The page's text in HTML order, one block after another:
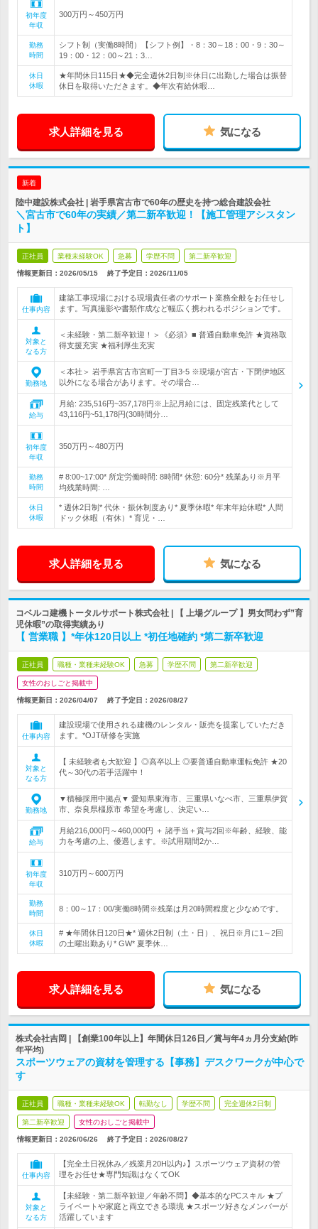
初年度
年収
300万円～450万円
勤務
時間
シフト制（実働8時間）【シフト例】・8：30～18：00・9：30～
19：00・12：00～21：3…
休日
休暇
★年間休日115日★◆完全週休2日制※休日に出勤した場合は振替
休日を取得いただきます。◆年次有給休暇…
求人詳細を見る 気になる
新着
陸中建設株式会社 | 岩手県宮古市で60年の歴史を持つ総合建設会社
＼宮古市で60年の実績／第二新卒歓迎！【施工管理アシスタン
ト】
正社員 業種未経験OK 急募 学歴不問 第二新卒歓迎
情報更新日：2026/05/15 終了予定日： 2026/11/05
仕事内容
建築工事現場における現場責任者のサポート業務全般をお任せし
ます。写真撮影や書類作成など幅広く携われるポジションです。
対象と
なる方
＜未経験・第二新卒歓迎！＞《必須》■ 普通自動車免許 ★資格取
得支援充実 ★福利厚生充実
勤務地
＜本社＞ 岩手県宮古市宮町一丁目3-5 ※現場が宮古・下閉伊地区
以外になる場合があります。その場合…
給与
月給: 235,516円~357,178円※上記月給には、固定残業代として
43,116円~51,178円(30時間分…
初年度
年収
350万円～480万円
勤務
時間
# 8:00~17:00* 所定労働時間: 8時間* 休憩: 60分* 残業あり※月平
均残業時間: …
休日
休暇
* 週休2日制* 代休・振休制度あり* 夏季休暇* 年末年始休暇* 人間
ドック休暇（有休）* 育児・…
求人詳細を見る 気になる
コベルコ建機トータルサポート株式会社 | 【 上場グループ 】男女問わず”育
児休暇”の取得実績あり
【 営業職 】*年休120日以上 *初任地確約 *第二新卒歓迎
正社員 職種・業種未経験OK 急募 学歴不問 第二新卒歓迎
女性のおしごと掲載中
情報更新日：2026/04/07 終了予定日： 2026/08/27
仕事内容
建設現場で使用される建機のレンタル・販売を提案していただき
ます。*OJT研修を実施
対象と
なる方
【 未経験者も大歓迎 】◎高卒以上 ◎要普通自動車運転免許 ★20
代～30代の若手活躍中！
勤務地
▼積極採用中拠点▼ 愛知県東海市、三重県いなべ市、三重県伊賀
市、奈良県橿原市 希望を考慮し、決定い…
給与
月給216,000円～460,000円 ＋ 諸手当＋賞与2回※年齢、経験、能
力を考慮の上、優遇します。※試用期間2か…
初年度
年収
310万円～600万円
勤務
時間
8：00～17：00/実働8時間※残業は月20時間程度と少なめです。
休日
休暇
# ★年間休日120日★* 週休2日制（土・日）、祝日※月に1～2回
の土曜出勤あり* GW* 夏季休…
求人詳細を見る 気になる
株式会社吉岡 | 【創業100年以上】年間休日126日／賞与年4ヵ月分支給(昨
年平均)
スポーツウェアの資材を管理する【事務】デスクワークが中心で
す
正社員 職種・業種未経験OK 転勤なし 学歴不問 完全週休2日制
第二新卒歓迎 女性のおしごと掲載中
情報更新日：2026/06/26 終了予定日： 2026/08/27
仕事内容
【完全土日祝休み／残業月20H以内♪】スポーツウェア資材の管
理をお任せ★専門知識はなくてOK
対象と
なる方
【未経験・第二新卒歓迎／年齢不問】◆基本的なPCスキル ★プ
ライベートや家庭と両立できる環境 ★スポーツ好きなメンバーが
活躍しています